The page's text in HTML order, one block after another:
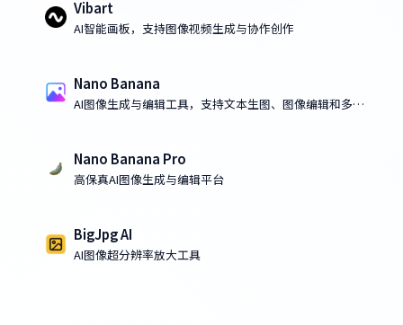
Vibart
AI智能画板，支持图像视频生成与协作创作
Nano Banana
AI图像生成与编辑工具，支持文本生图、图像编辑和多图
Nano Banana Pro
高保真AI图像生成与编辑平台
BigJpg AI
AI图像超分辨率放大工具